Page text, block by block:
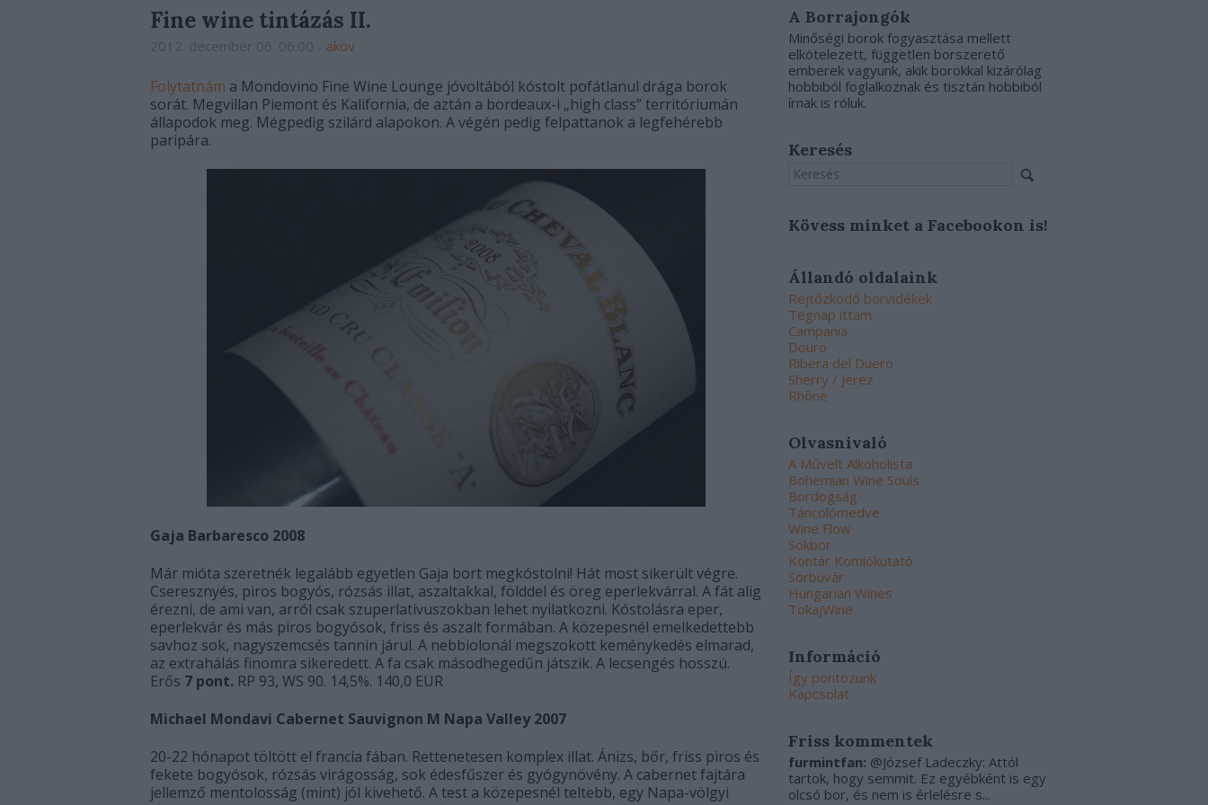
Fine wine tintázás II.
akov
Folytatnám a Mondovino Fine Wine Lounge jóvoltából kóstolt pofátlanul drága borok
sorát. Megvillan Piemont és Kalifornia, de aztán a bordeaux-i „high class” territóriumán
állapodok meg. Mégpedig szilárd alapokon. A végén pedig felpattanok a legfehérebb
paripára.
Gaja Barbaresco 2008
Már mióta szeretnék legalább egyetlen Gaja bort megkóstolni! Hát most sikerült végre.
Cseresznyés, piros bogyós, rózsás illat, aszaltakkal, földdel és öreg eperlekvárral. A fát alig
érezni, de ami van, arról csak szuperlatívuszokban lehet nyilatkozni. Kóstolásra eper,
eperlekvár és más piros bogyósok, friss és aszalt formában. A közepesnél emelkedettebb
savhoz sok, nagyszemcsés tannin járul. A nebbiolonál megszokott keménykedés elmarad,
az extrahálás finomra sikeredett. A fa csak másodhegedűn játszik. A lecsengés hosszú.
Erős 7 pont. RP 93, WS 90. 14,5%. 140,0 EUR
Michael Mondavi Cabernet Sauvignon M Napa Valley 2007
20-22 hónapot töltött el francia fában. Rettenetesen komplex illat. Ánizs, bőr, friss piros és
fekete bogyósok, rózsás virágosság, sok édesfűszer és gyógynövény. A cabernet fajtára
jellemző mentolosság (mint) jól kivehető. A test a közepesnél teltebb, egy Napa-völgyi
A Borrajongók
Minőségi borok fogyasztása mellett
elkötelezett, független borszerető
emberek vagyunk, akik borokkal kizárólag
hobbiból foglalkoznak és tisztán hobbiból
írnak is róluk.
Keresés
Kövess minket a Facebookon is!
Állandó oldalaink
Rejtőzködő borvidékek
Tegnap ittam
Campania
Douro
Ribera del Duero
Sherry / Jerez
Rhône
Olvasnivaló
A Művelt Alkoholista
Bohemian Wine Souls
Bordogság
Táncolómedve
Wine Flow
Sokbor
Kontár Komlókutató
Sörbúvár
Hungarian Wines
TokajWine
Információ
Így pontozunk
Kapcsolat
Friss kommentek
furmintfan: @József Ladeczky: Attól
tartok, hogy semmit. Ez egyébként is egy
olcsó bor, és nem is érlelésre s...